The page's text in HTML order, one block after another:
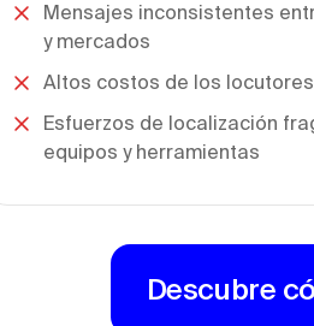
Mensajes inconsistentes
y mercados
Altos costos de los
Esfuerzos de localización
equipos y herramientas
Descubre